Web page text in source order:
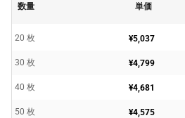
数量 単価
20 枚 ¥5,037
30 枚 ¥4,799
40 枚 ¥4,681
50 枚 ¥4,575